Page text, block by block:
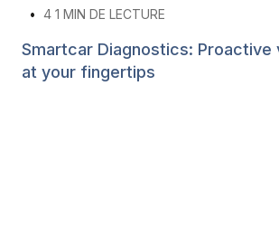
• 4 1 MIN DE LECTURE
Smartcar Diagnostics: Proactive
at your fingertips